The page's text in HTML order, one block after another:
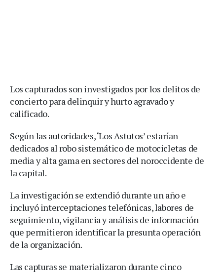
Los capturados son investigados por los delitos de
concierto para delinquir y hurto agravado y
calificado.
Según las autoridades, ‘Los Astutos’ estarían
dedicados al robo sistemático de motocicletas de
media y alta gama en sectores del noroccidente de
la capital.
La investigación se extendió durante un año e
incluyó interceptaciones telefónicas, labores de
seguimiento, vigilancia y análisis de información
que permitieron identificar la presunta operación
de la organización.
Las capturas se materializaron durante cinco